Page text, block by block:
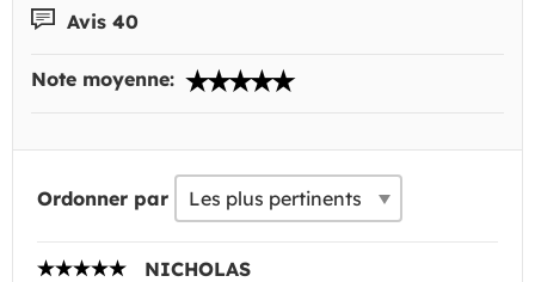
Avis 40
Note moyenne:
Ordonner par
NICHOLAS